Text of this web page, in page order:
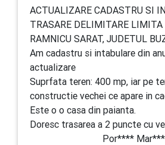
ACTUALIZARE CADASTRU SI
TRASARE DELIMITARE LIMITA
RAMNICU SARAT, JUDETUL
Am cadastru si intabulare din
actualizare
Suprfata teren: 400 mp, iar pe
constructie vechei ce apare in
Este o o casa din paianta.
Doresc trasarea a 2 puncte cu
Por**** Mar***